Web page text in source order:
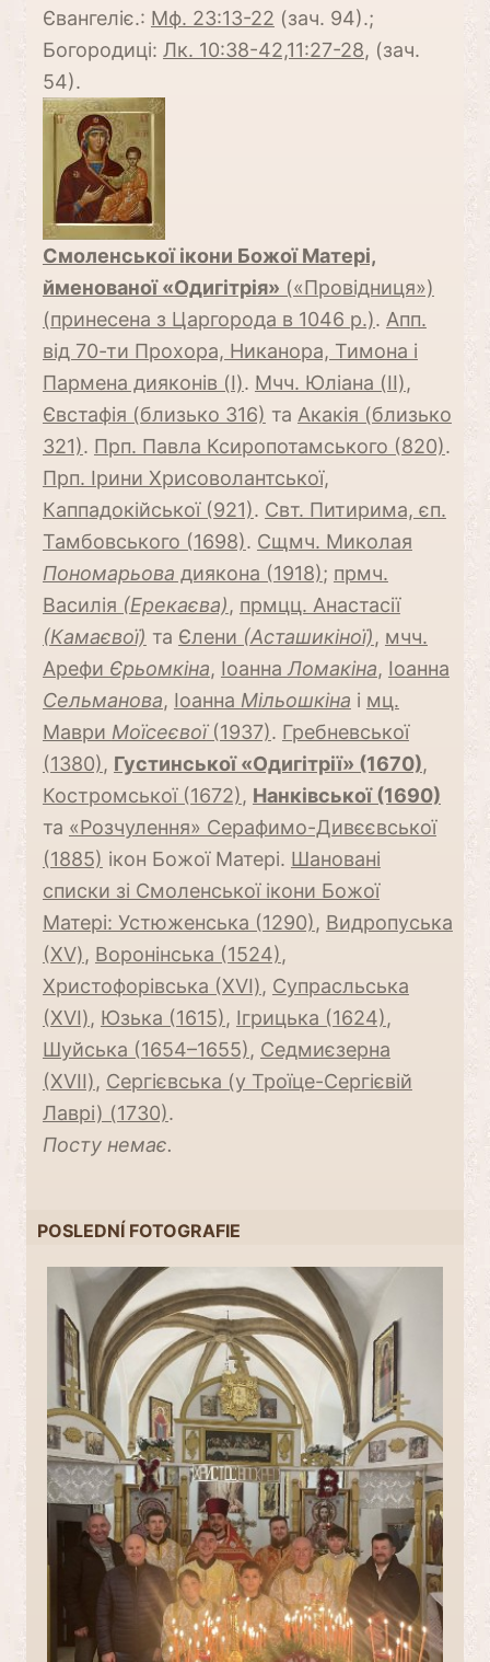
Євангеліє.: Мф. 23:13-22 (зач. 94).;
Богородиці: Лк. 10:38-42,11:27-28, (зач.
54).
Смоленської ікони Божої Матері,
йменованої «Одигітрія» («Провідниця»)
(принесена з Царгорода в 1046 р.). Апп.
від 70-ти Прохора, Никанора, Тимона і
Пармена дияконів (I). Мчч. Юліана (II),
Євстафія (близько 316) та Акакія (близько
321). Прп. Павла Ксиропотамського (820).
Прп. Ірини Хрисоволантської,
Каппадокійської (921). Свт. Питирима, єп.
Тамбовського (1698). Сщмч. Миколая
Пономарьова диякона (1918); прмч.
Василія (Ерекаєва), прмцц. Анастасії
(Камаєвої) та Єлени (Асташикіної), мчч.
Арефи Єрьомкіна, Іоанна Ломакіна, Іоанна
Сельманова, Іоанна Мільошкіна і мц.
Маври Моїсеєвої(1937). Гребневської
(1380), Густинської «Одигітрії» (1670),
Костромської (1672), Нанківської (1690)
та «Розчулення» Серафимо-Дивєєвської
(1885) ікон Божої Матері. Шановані
списки зі Смоленської ікони Божої
Матері: Устюженська (1290), Видропуська
(ХV), Воронінська (1524),
Христофорівська (ХVI), Супрасльська
(ХVI), Юзька (1615), Ігрицька (1624),
Шуйська (1654–1655), Седмиєзерна
(ХVII), Сергієвська (у Троїце-Сергієвій
Лаврі) (1730).
Посту немає.
POSLEDNÍ FOTOGRAFIE